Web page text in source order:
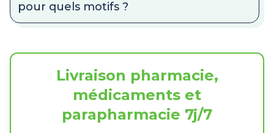
pour quels motifs ?
Livraison pharmacie,
médicaments et
parapharmacie 7j/7